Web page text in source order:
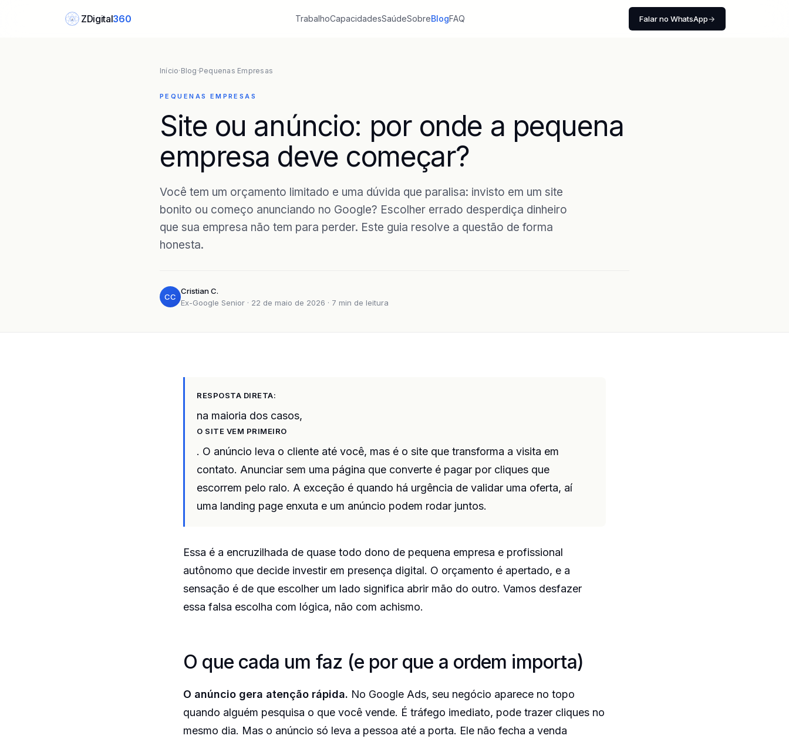
Z ZDigital360 TrabalhoCapacidadesSaúdeSobreBlogFAQ Falar no WhatsApp→
Início· Blog ·Pequenas Empresas
PEQUENAS EMPRESAS
Site ou anúncio: por onde a pequena
empresa deve começar?
Você tem um orçamento limitado e uma dúvida que paralisa: invisto em um site
bonito ou começo anunciando no Google? Escolher errado desperdiça dinheiro
que sua empresa não tem para perder. Este guia resolve a questão de forma
honesta.
CC
Cristian C.
Ex-Google Senior · 22 de maio de 2026 · 7 min de leitura
RESPOSTA DIRETA:
na maioria dos casos,
O SITE VEM PRIMEIRO
. O anúncio leva o cliente até você, mas é o site que transforma a visita em
contato. Anunciar sem uma página que converte é pagar por cliques que
escorrem pelo ralo. A exceção é quando há urgência de validar uma oferta, aí
uma landing page enxuta e um anúncio podem rodar juntos.
Essa é a encruzilhada de quase todo dono de pequena empresa e profissional
autônomo que decide investir em presença digital. O orçamento é apertado, e a
sensação é de que escolher um lado significa abrir mão do outro. Vamos desfazer
essa falsa escolha com lógica, não com achismo.
O que cada um faz (e por que a ordem importa)
O anúncio gera atenção rápida. No Google Ads, seu negócio aparece no topo
quando alguém pesquisa o que você vende. É tráfego imediato, pode trazer cliques no
mesmo dia. Mas o anúncio só leva a pessoa até a porta. Ele não fecha a venda